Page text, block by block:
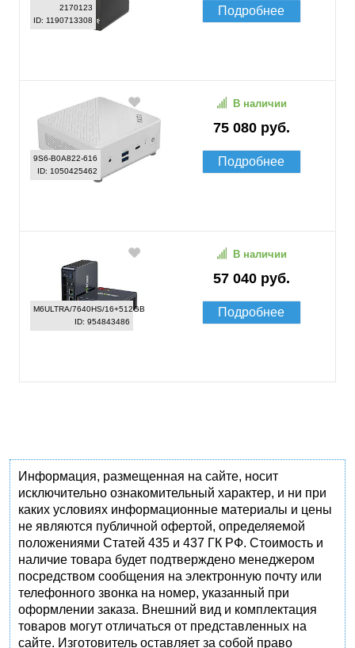
2170123
ID: 1190713308
Подробнее
9S6-B0A822-616
ID: 1050425462
75 080 руб.
В наличии
Подробнее
M6ULTRA/7640HS/16+512GB
ID: 954843486
57 040 руб.
В наличии
Подробнее
Информация, размещенная на сайте, носит
исключительно ознакомительный характер, и ни при
каких условиях информационные материалы и цены
не являются публичной офертой, определяемой
положениями Статей 435 и 437 ГК РФ. Стоимость и
наличие товара будет подтверждено менеджером
посредством сообщения на электронную почту или
телефонного звонка на номер, указанный при
оформлении заказа. Внешний вид и комплектация
товаров могут отличаться от представленных на
сайте. Изготовитель оставляет за собой право